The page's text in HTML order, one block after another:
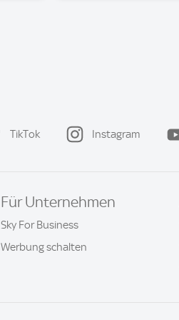
TikTok Instagram
Für Unternehmen
Sky For Business
Werbung schalten